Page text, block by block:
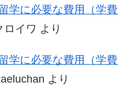
学に必要な費用（学
ロイワ より
学に必要な費用（学
より